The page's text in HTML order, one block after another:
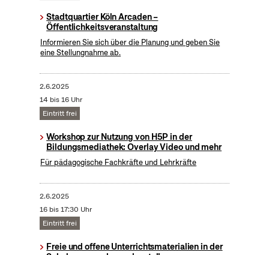
Stadtquartier Köln Arcaden –
Öffentlichkeitsveranstaltung
Informieren Sie sich über die Planung und geben Sie
eine Stellungnahme ab.
2.6.2025
14 bis 16 Uhr
Eintritt frei
Workshop zur Nutzung von H5P in der
Bildungsmediathek: Overlay Video und mehr
Für pädagogische Fachkräfte und Lehrkräfte
2.6.2025
16 bis 17:30 Uhr
Eintritt frei
Freie und offene Unterrichtsmaterialien in der